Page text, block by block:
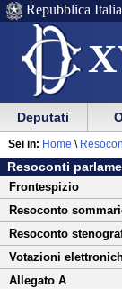
Menu
di
ausilio
alla
navigazione
Vai
Menu
di
navigazione
principale
Repubblica
Menu
di
navigazione
principale
Vai
menu
di
sezione
Deputati
Vai
al
contenuto
Resoconti
Frontespizio
Resoconto
Resoconto
Votazioni
Allegato A
Sei in: Home \